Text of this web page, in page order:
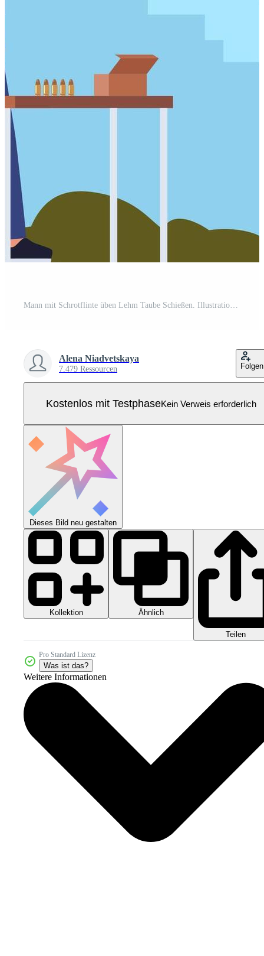
Mann mit Schrotflinte üben Lehm Taube Schießen. Illustration zum Netz und Handy, Mobiltelefon Design. Pro Vektor
Alena Niadvetskaya
7.479 Ressourcen Folgen
Kostenlos mit TestphaseKein Verweis erforderlich
Dieses Bild neu gestalten
Kollektion Ähnlich
Teilen
Pro Standard Lizenz
Was ist das?
Weitere Informationen